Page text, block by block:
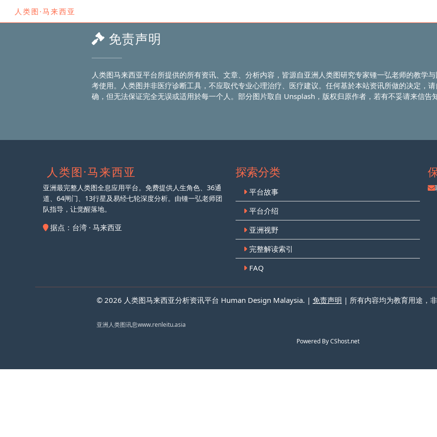
人类图·马来西亚
免责声明
人类图马来西亚平台所提供的所有资讯、文章、分析内容，皆源自亚洲人类图研究专家锺一弘老师的教学
考使用。人类图并非医疗诊断工具，不应取代专业心理治疗、医疗建议。任何基於本站资讯所做的决定，
确，但无法保证完全无误或适用於每一个人。部分图片取自 Unsplash，版权归原作者，若有不妥请来信告知
人类图·马来西亚
亚洲最完整人类图全息应用平台。免费提供人生角色、36通
道、64闸门、13行星及易经七轮深度分析。由锺一弘老师团
队指导，让觉醒落地。
据点：台湾 · 马来西亚
探索分类
平台故事
平台介绍
亚洲视野
完整解读索引
FAQ
© 2026 人类图马来西亚分析资讯平台 Human Design Malaysia. | 免责声明 | 所有内容均为教育用途，非
亚洲人类图讯息www.renleitu.asia
Powered ByCShost.net